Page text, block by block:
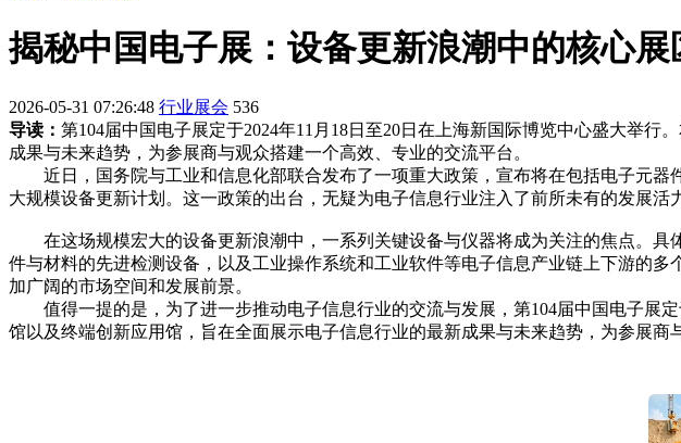
揭秘中国电子展：设备更新浪潮中的核心
2026-05-31 07:26:48 行业展会 536
导读： 第104届中国电子展定于2024年11月18日至20日在上海新国际博览中心盛大举
成果与未来趋势，为参展商与观众搭建一个高效、专业的交流平台。
近日，国务院与工业和信息化部联合发布了一项重大政策，宣布将在包括电子元器
大规模设备更新计划。这一政策的出台，无疑为电子信息行业注入了前所未有的发展活
在这场规模宏大的设备更新浪潮中，一系列关键设备与仪器将成为关注的焦点。具
件与材料的先进检测设备，以及工业操作系统和工业软件等电子信息产业链上下游的
加广阔的市场空间和发展前景。
值得一提的是，为了进一步推动电子信息行业的交流与发展，第104届中国电子展定
馆以及终端创新应用馆，旨在全面展示电子信息行业的最新成果与未来趋势，为参展商